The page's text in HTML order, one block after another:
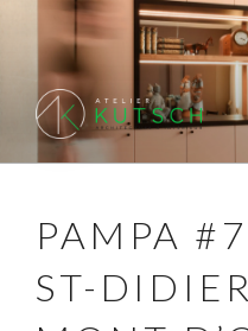
contenu
principal
ATELIER
Architecture d'intérieur,
PAMPA #7
ST-